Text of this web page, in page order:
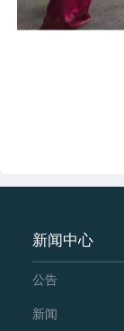
新闻中心
公告
新闻